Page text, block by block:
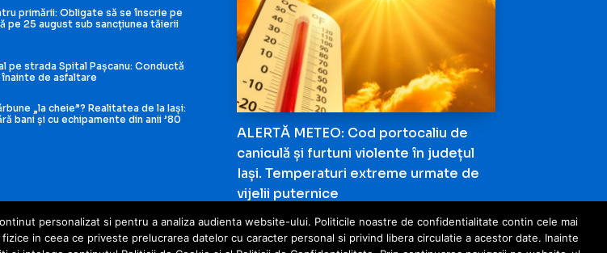
primării: Obligate să se înscrie pe
pe 25 august sub sancțiunea tăierii
pe strada Spital Pașcanu: Conductă
de asfaltare
„la cheie”? Realitatea de la Iași:
bani și cu echipamente din anii ’80
ALERTĂ METEO: Cod portocaliu de
caniculă și furtuni violente în județul
Iași. Temperaturi extreme urmate de
vijelii puternice
personalizat si pentru a analiza audienta website-ului. Politicile noastre de confidentialitate contin cele mai
in ceea ce priveste prelucrarea datelor cu caracter personal si privind libera circulatie a acestor date. Inainte